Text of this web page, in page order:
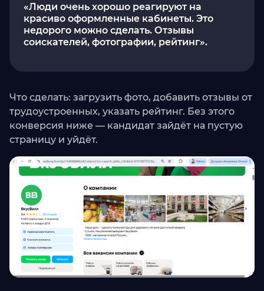
«Люди очень хорошо реагируют на
красиво оформленные кабинеты. Это
недорого можно сделать. Отзывы
соискателей, фотографии, рейтинг».
Что сделать: загрузить фото, добавить отзывы от
трудоустроенных, указать рейтинг. Без этого
конверсия ниже — кандидат зайдёт на пустую
страницу и уйдёт.